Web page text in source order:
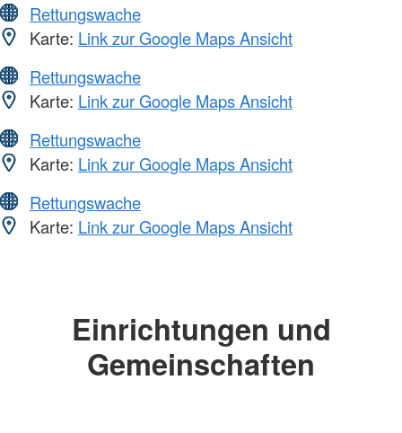
Rettungswache
Karte: Link zur Google Maps Ansicht
Rettungswache
Karte: Link zur Google Maps Ansicht
Rettungswache
Karte: Link zur Google Maps Ansicht
Rettungswache
Karte: Link zur Google Maps Ansicht
Einrichtungen und
Gemeinschaften